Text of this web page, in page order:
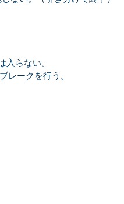
らない。
レークを行う。